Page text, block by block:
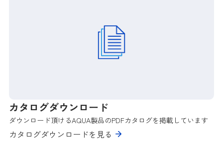
カタログダウンロード
ダウンロード頂けるAQUA製品のPDFカタログを掲載しています
カタログダウンロードを見る